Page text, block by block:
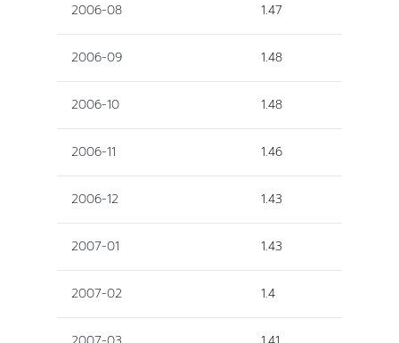
2006-08 1.47
2006-09 1.48
2006-10 1.48
2006-11 1.46
2006-12 1.43
2007-01 1.43
2007-02 1.4